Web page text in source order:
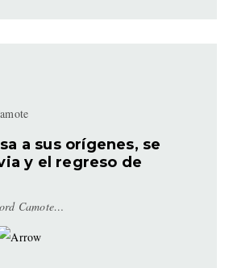
a sus orígenes, se
y el regreso de
Camote…